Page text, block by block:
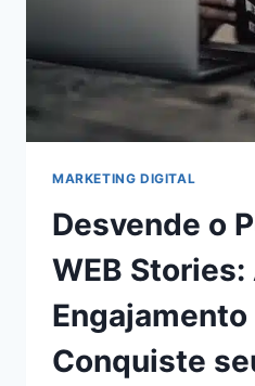
MARKETING DIGITAL
Desvende o
WEB
Engajamento
Conquiste